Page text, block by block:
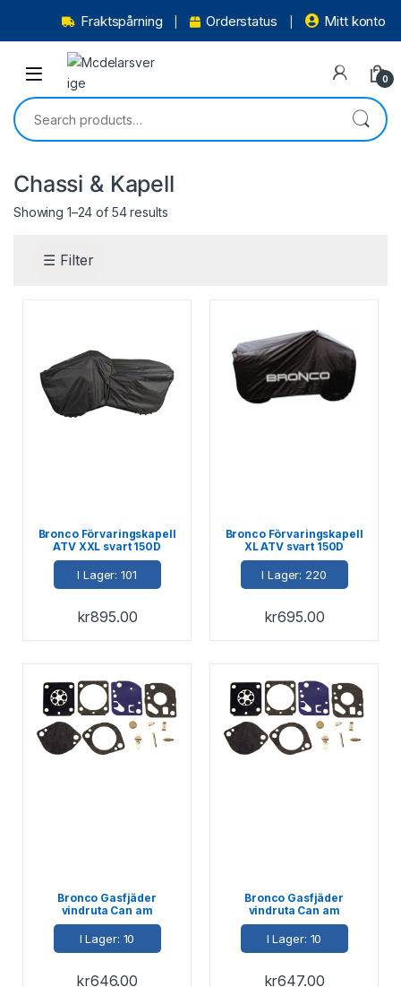
Fraktspårning Orderstatus Mitt konto
0
Chassi & Kapell
Showing 1–24 of 54 results
☰ Filter
Bronco Förvaringskapell
ATV XXL svart 150D
244x132x127cm
I Lager: 101
kr895.00
Bronco Förvaringskapell
XL ATV svart 150D
210x112x100
I Lager: 220
kr695.00
Bronco Gasfjäder
vindruta Can am
I Lager: 10
kr646.00
Bronco Gasfjäder
vindruta Can am
I Lager: 10
kr647.00